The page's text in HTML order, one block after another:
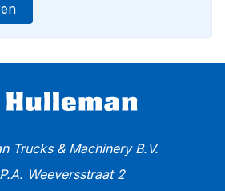
Trucks & Machinery B.V.
Weeversstraat 2